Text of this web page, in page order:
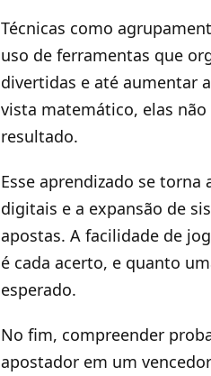
Técnicas como
uso de ferramentas que
divertidas e até aumentar
vista matemático, elas
resultado.
Esse aprendizado se
digitais e a expansão de
apostas. A facilidade de
é cada acerto, e quanto
esperado.
No fim, compreender
apostador em um